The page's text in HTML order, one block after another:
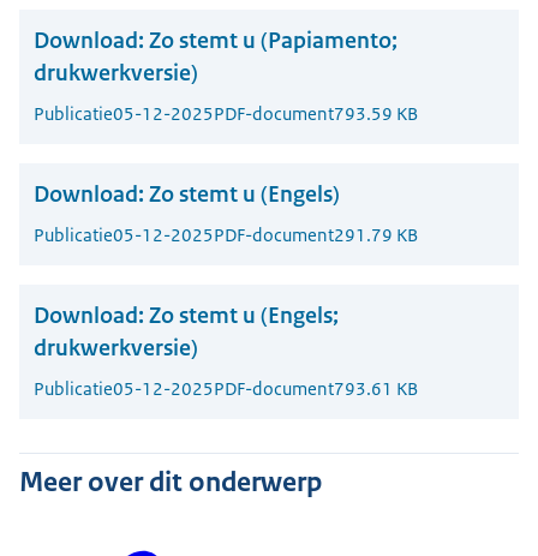
Download: Zo stemt u (Papiamento;
drukwerkversie)
Publicatie05-12-2025PDF-document793.59 KB
Download: Zo stemt u (Engels)
Publicatie05-12-2025PDF-document291.79 KB
Download: Zo stemt u (Engels;
drukwerkversie)
Publicatie05-12-2025PDF-document793.61 KB
Meer over dit onderwerp